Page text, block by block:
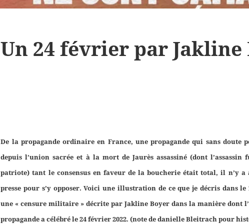
Un 24 février par Jakline
De la propagande ordinaire en France, une propagande qui sans doute
depuis l’union sacrée et à la mort de Jaurès assassiné (dont l’assassin
patriote) tant le consensus en faveur de la boucherie était total, il n’y
presse pour s’y opposer. Voici une illustration de ce que je décris dans le
une « censure militaire » décrite par Jakline Boyer dans la manière dont
propagande a célébré le 24 février 2022. (note de danielle Bleitrach pour